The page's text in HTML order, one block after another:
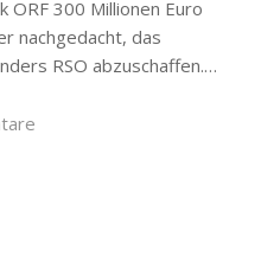
ORF 300 Millionen Euro
nachgedacht, das
RSO abzuschaffen.…